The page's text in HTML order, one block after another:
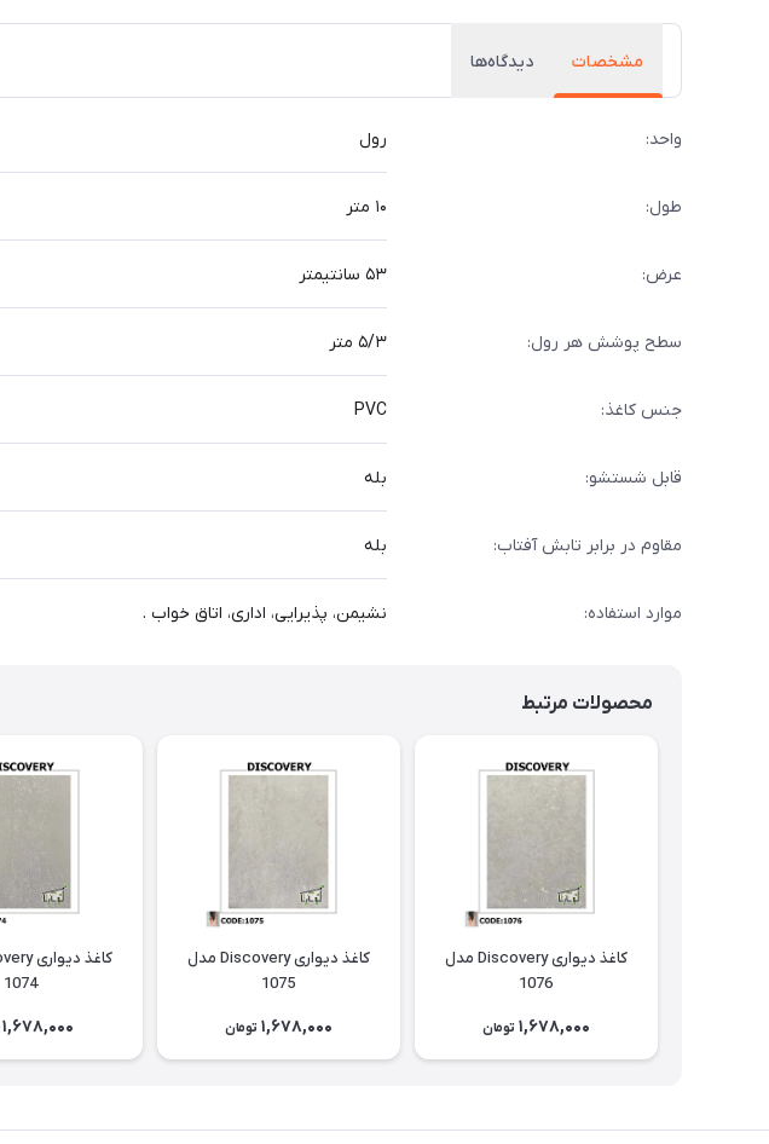
مشخصات دیدگاه‌ها
واحد: رول
طول: ۱۰ متر
عرض: ۵۳ سانتیمتر
سطح پوشش هر رول: ۵/۳ متر
جنس کاغذ: PVC
قابل شستشو: بله
مقاوم در برابر تابش آفتاب: بله
موارد استفاده: نشیمن، پذیرایی، اداری، اتاق خواب .
محصولات مرتبط
کاغذ دیواری Discovery مدل
1076
1,678,000 تومان
کاغذ دیواری Discovery مدل
1075
1,678,000 تومان
1074
1,678,000